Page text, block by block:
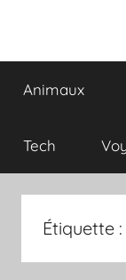
Blog
du
plaisir
et
de
Animaux
Tech
Étiquette :